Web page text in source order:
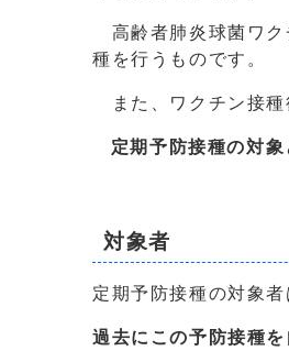
高齢者肺炎球菌ワク
種を行うものです。
また、ワクチン接種
定期予防接種の対象
対象者
定期予防接種の対象
過去にこの予防接種